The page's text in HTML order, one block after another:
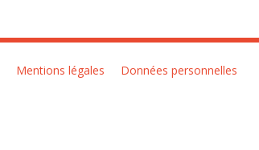
Mentions légales Données personnelles